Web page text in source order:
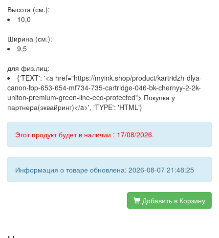
Высота (см.):
10,0
Ширина (см.):
9,5
для физ.лиц:
{'TEXT': '<a href="https://myink.shop/product/kartridzh-dlya-
canon-lbp-653-654-mf734-735-cartridge-046-bk-chernyy-2-2k-
uniton-premium-green-line-eco-protected"> Покупка у
партнера(эквайринг)</a>', 'TYPE': 'HTML'}
Этот продукт будет в наличии : 17/08/2026.
Информация о товаре обновлена: 2026-08-07 21:48:25
Добавить в Корзину